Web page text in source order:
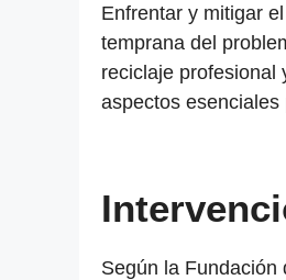
Enfrentar y mitigar
temprana del
reciclaje profesional
aspectos
Según la Fundación